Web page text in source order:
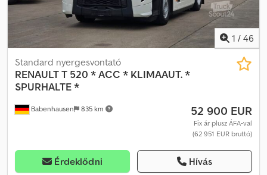
1 / 46
Babenhausen 835 km
Standard nyergesvontató
RENAULTT 520 * ACC * KLIMAAUT. *
SPURHALTE *
52 900 EUR
Fix ár plusz ÁFA-val
(62 951 EUR bruttó)
Érdeklődni Hívás